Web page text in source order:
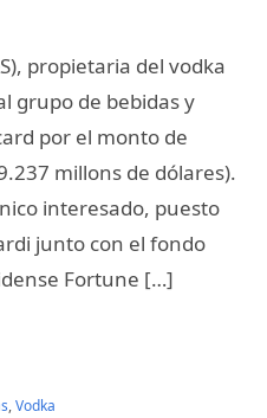
propietaria del vodka
grupo de bebidas y
por el monto de
millons de dólares).
interesado, puesto
junto con el fondo
Fortune […]
,Vodka